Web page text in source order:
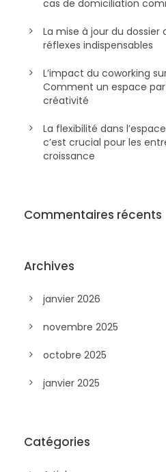
cas de domiciliation
La mise à jour du dossier
réflexes indispensables
L’impact du coworking
Comment un espace
créativité
La flexibilité dans
c’est crucial pour les
croissance
Commentaires récents
Archives
janvier 2026
novembre 2025
octobre 2025
janvier 2025
Catégories